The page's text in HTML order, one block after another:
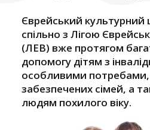
Єврейський культурний
спільно з Лігою
(ЛЕВ) вже протягом
допомогу дітям з
особливими
забезпечених сімей, а
людям похилого віку.